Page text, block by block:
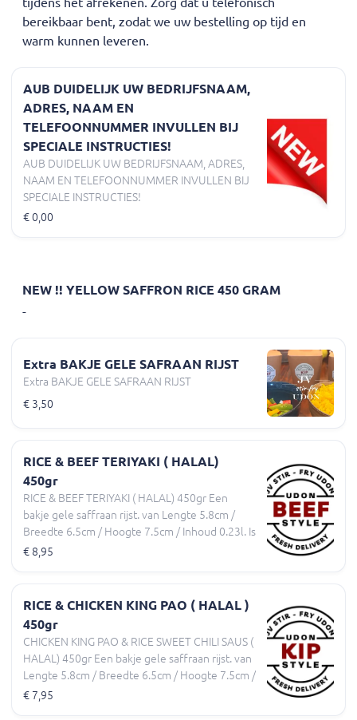
bereikbaar bent, zodat we uw bestelling op tijd en
warm kunnen leveren.
AUB DUIDELIJK UW BEDRIJFSNAAM,
ADRES, NAAM EN
TELEFOONNUMMER INVULLEN BIJ
SPECIALE INSTRUCTIES!
AUB DUIDELIJK UW BEDRIJFSNAAM, ADRES,
NAAM EN TELEFOONNUMMER INVULLEN BIJ
SPECIALE INSTRUCTIES!
€ 0,00
NEW !! YELLOW SAFFRON RICE 450 GRAM
-
Extra BAKJE GELE SAFRAAN RIJST
Extra BAKJE GELE SAFRAAN RIJST
€ 3,50
RICE & BEEF TERIYAKI ( HALAL)
450gr
RICE & BEEF TERIYAKI ( HALAL) 450gr Een
bakje gele saffraan rijst. van Lengte 5.8cm /
Breedte 6.5cm / Hoogte 7.5cm / Inhoud 0.23l. Is
een Rijst gerecht met geroerbakte Rundvlees
Pittige Chilli Olie erbij.
€ 8,95
RICE & CHICKEN KING PAO ( HALAL )
450gr
CHICKEN KING PAO & RICE SWEET CHILI SAUS (
HALAL) 450gr Een bakje gele saffraan rijst. van
Lengte 5.8cm / Breedte 6.5cm / Hoogte 7.5cm /
Inhoud 0.23l. Is een Rijst gerecht met
€ 7,95